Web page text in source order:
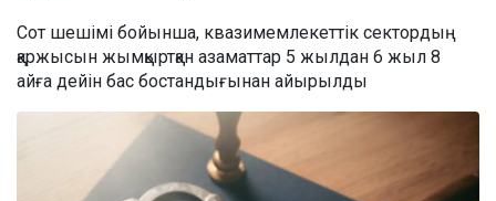
Сот шешімі бойынша, квазимемлекеттік сектордың
қаржысын жымқыртқан азаматтар 5 жылдан 6 жыл 8
айға дейін бас бостандығынан айырылды